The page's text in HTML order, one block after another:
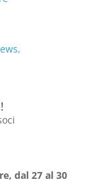
dal 27 al 30